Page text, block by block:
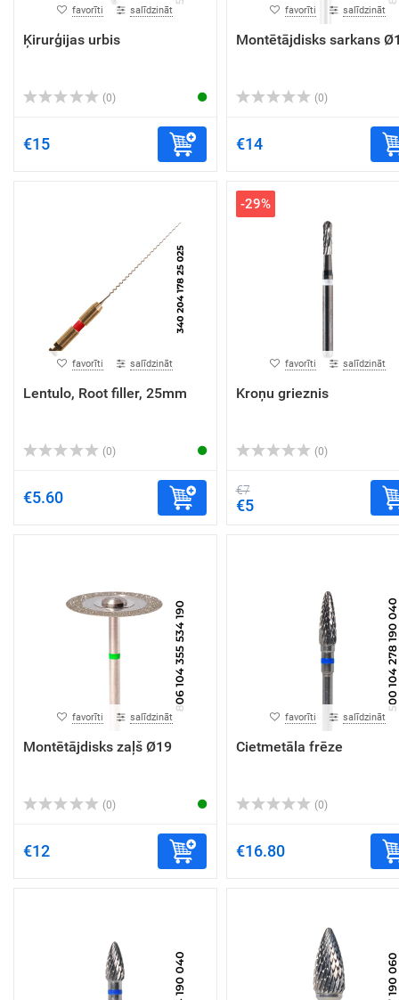
favorīti salīdzināt
Ķirurģijas urbis
(0)
€15
favorīti salīdzināt
Montētājdisks sarkans
(0)
€14
favorīti salīdzināt
Lentulo, Root filler, 25mm
(0)
€5.60
-29%
favorīti salīdzināt
Kroņu grieznis
(0)
€7
€5
favorīti salīdzināt
Montētājdisks zaļš Ø19
(0)
€12
favorīti salīdzināt
Cietmetāla frēze
(0)
€16.80